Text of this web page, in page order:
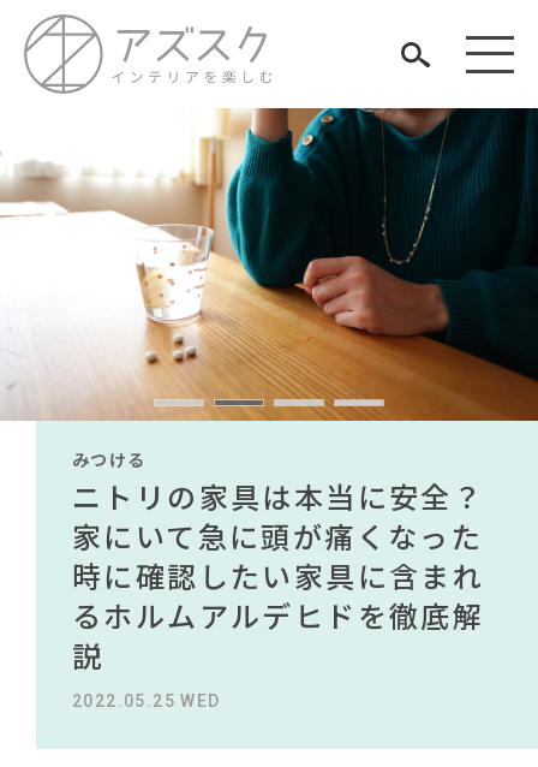
TAG LIST
#ニトリ#おすすめ
#材木屋のおやじとせがれ#河淳#フェリシモ
#タンスのゲン
#DINOS CORPORATION
#ファニタメ#木図鑑#大塚家具
#石田ゆり子#良品計画 #MoMA#無印良品
#間宮祥太朗#インダストリアルスタイル #岸井ゆきの#波瑠
#中村アン #ヤマソロ #IKEA#テレワーク#展示会
#コクヨ#2022 夏ドラマ #コメリ#テーブル #unico
#ACTUS
#2022 秋ドラマ
#ソファ #サステナブル
#インテリアスタイリングの法則
#関家具#家具#カリモク家具#映画#岡崎製材
見つける
知る
楽しむ
ARCHIVE
NEWS
ABOUT
みつける
無印で有名デザイナーのアイ
テムが手に入る？無印良品で
買える有名デザイナーがデザ
インしたインテリアを一挙紹
介
2022.10.24 MON
みつける
IKEA家具は引っ越し業者を悩
ませる？引っ越し業者に敬遠
されている理由を徹底解
説！！
2023.09.27 WED
みつける
ニトリの家具は本当に安全？
家にいて急に頭が痛くなった
時に確認したい家具に含まれ
るホルムアルデヒドを徹底解
説
2022.05.25 WED
みつける
【部屋をおしゃれにしたい人
必見】今話題のインテリアス
タイルから定番スタイルまで
紹介！おすすめインテリアス
タイル18選
2023.09.23 SAT
みつける
無印で有名デザイナーのアイ
テムが手に入る？無印良品で
買える有名デザイナーがデザ
インしたインテリアを一挙紹
介
2022.10.24 MON
みつける
IKEA家具は引っ越し業者を悩
ませる？引っ越し業者に敬遠
されている理由を徹底解
説！！
2023.09.27 WED